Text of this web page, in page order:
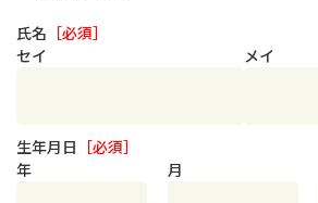
氏名 ［必須］
セイ
メイ
生年月日 ［必須］
年
月